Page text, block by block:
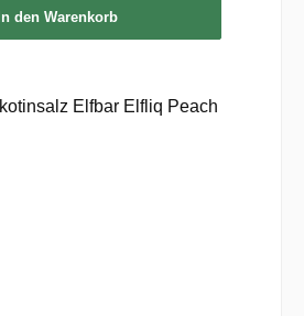
In den Warenkorb